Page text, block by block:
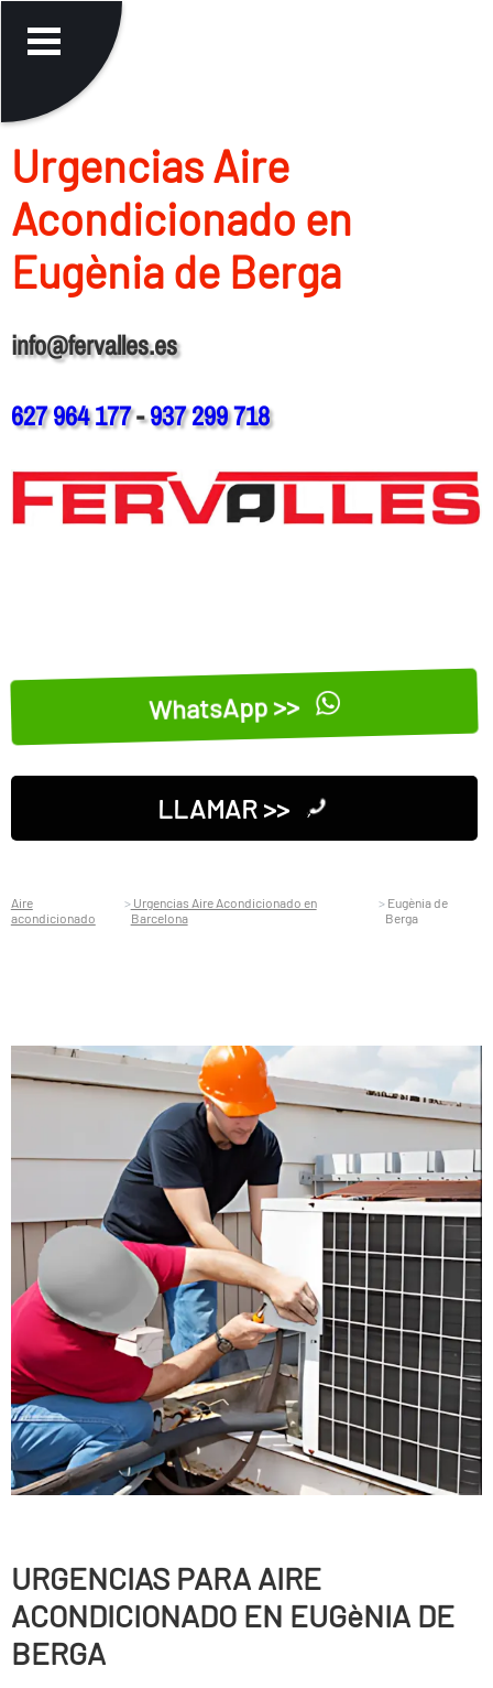
Urgencias Aire
Acondicionado en
Eugènia de Berga
info@fervalles.es
627 964 177-937 299 718
WhatsApp >>
LLAMAR >>
Aire
acondicionado
Urgencias Aire Acondicionado en
Barcelona
Eugènia de
Berga
URGENCIAS PARA AIRE
ACONDICIONADO EN EUGèNIA DE
BERGA